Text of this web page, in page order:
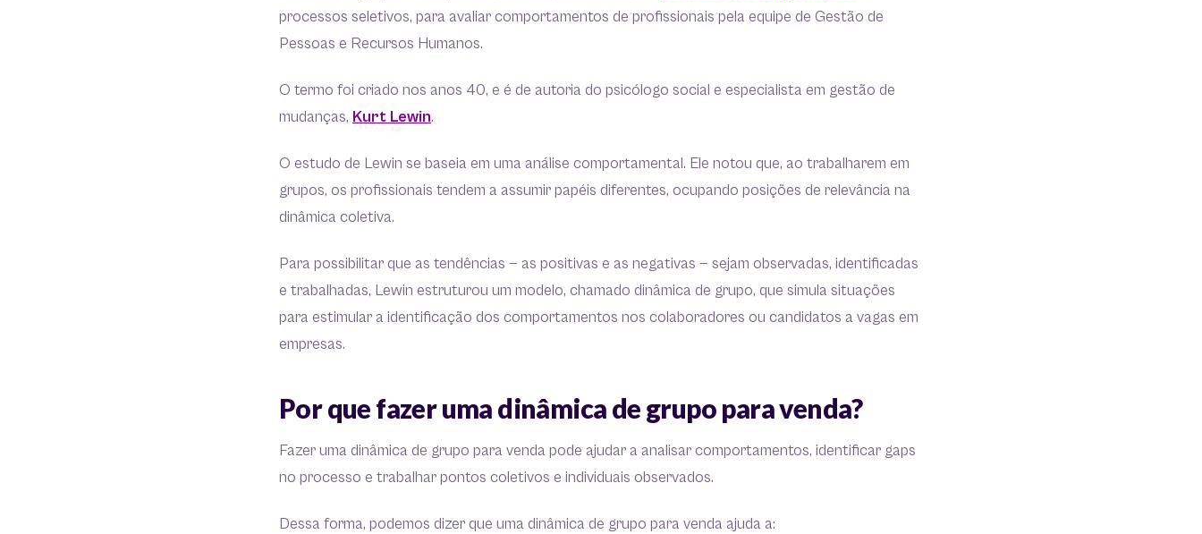
processos seletivos, para avaliar comportamentos de profissionais pela equipe de Gestão de
Pessoas e Recursos Humanos.
O termo foi criado nos anos 40, e é de autoria do psicólogo social e especialista em gestão de
mudanças, Kurt Lewin.
O estudo de Lewin se baseia em uma análise comportamental. Ele notou que, ao trabalharem em
grupos, os profissionais tendem a assumir papéis diferentes, ocupando posições de relevância na
dinâmica coletiva.
Para possibilitar que as tendências — as positivas e as negativas — sejam observadas, identificadas
e trabalhadas, Lewin estruturou um modelo, chamado dinâmica de grupo, que simula situações
para estimular a identificação dos comportamentos nos colaboradores ou candidatos a vagas em
empresas.
Por que fazer uma dinâmica de grupo para venda?
Fazer uma dinâmica de grupo para venda pode ajudar a analisar comportamentos, identificar gaps
no processo e trabalhar pontos coletivos e individuais observados.
Dessa forma, podemos dizer que uma dinâmica de grupo para venda ajuda a: